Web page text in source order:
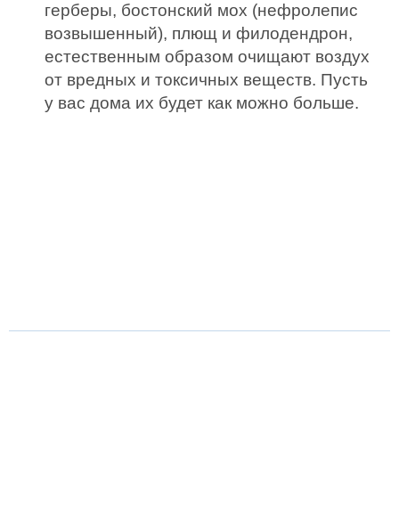
герберы, бостонский мох (нефролепис
возвышенный), плющ и филодендрон,
естественным образом очищают воздух
от вредных и токсичных веществ. Пусть
у вас дома их будет как можно больше.